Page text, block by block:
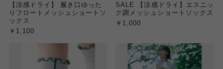
【涼感ドライ】 履き口ゆった
りフロートメッシュショートソ
ックス
￥1,100
SALE 【涼感ドライ】エスニッ
ク調メッシュショートソックス
￥1,000